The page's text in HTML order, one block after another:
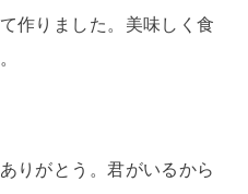
作りました。美味しく食
りがとう。君がいるから